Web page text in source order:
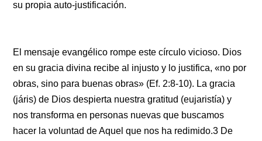
su propia auto-justificación.
El mensaje evangélico rompe este círculo vicioso. Dios
en su gracia divina recibe al injusto y lo justifica, «no por
obras, sino para buenas obras» (Ef. 2:8-10). La gracia
(járis) de Dios despierta nuestra gratitud (eujaristía) y
nos transforma en personas nuevas que buscamos
hacer la voluntad de Aquel que nos ha redimido.3 De